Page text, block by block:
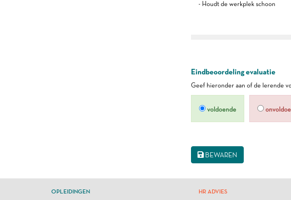
- Houdt de werkplek schoon
Eindbeoordeling evaluatie
Geef hieronder aan of de lerende
voldoende
BEWAREN
OPLEIDINGEN HR ADVIES